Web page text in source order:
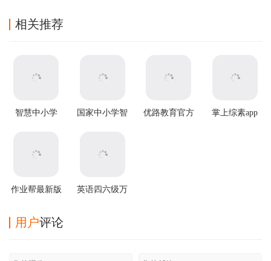
相关推荐
智慧中小学
国家中小学智
优路教育官方
掌上综素app
作业帮最新版
英语四六级万
用户评论